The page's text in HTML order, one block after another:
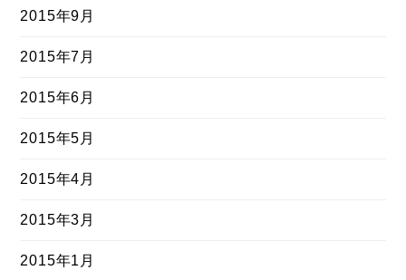
2015年9月
2015年7月
2015年6月
2015年5月
2015年4月
2015年3月
2015年1月